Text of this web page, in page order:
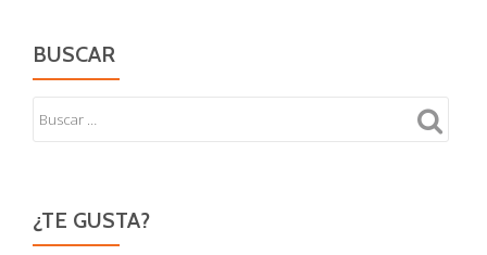
BUSCAR
¿TE GUSTA?